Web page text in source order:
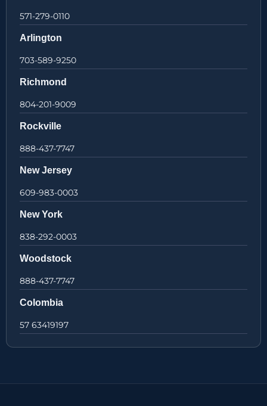
571-279-0110
Arlington
703-589-9250
Richmond
804-201-9009
Rockville
888-437-7747
New Jersey
609-983-0003
New York
838-292-0003
Woodstock
888-437-7747
Colombia
57 63419197